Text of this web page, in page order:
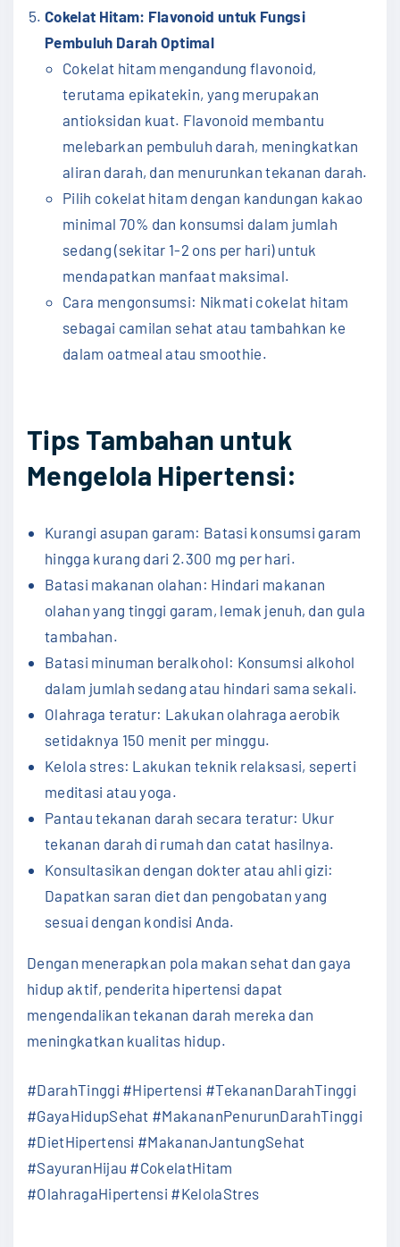
Cokelat Hitam: Flavonoid untuk Fungsi
Pembuluh Darah Optimal
Cokelat hitam mengandung flavonoid,
terutama epikatekin, yang merupakan
antioksidan kuat. Flavonoid membantu
melebarkan pembuluh darah, meningkatkan
aliran darah, dan menurunkan tekanan darah.
Pilih cokelat hitam dengan kandungan kakao
minimal 70% dan konsumsi dalam jumlah
sedang (sekitar 1-2 ons per hari) untuk
mendapatkan manfaat maksimal.
Cara mengonsumsi: Nikmati cokelat hitam
sebagai camilan sehat atau tambahkan ke
dalam oatmeal atau smoothie.
Tips Tambahan untuk
Mengelola Hipertensi:
Kurangi asupan garam: Batasi konsumsi garam
hingga kurang dari 2.300 mg per hari.
Batasi makanan olahan: Hindari makanan
olahan yang tinggi garam, lemak jenuh, dan gula
tambahan.
Batasi minuman beralkohol: Konsumsi alkohol
dalam jumlah sedang atau hindari sama sekali.
Olahraga teratur: Lakukan olahraga aerobik
setidaknya 150 menit per minggu.
Kelola stres: Lakukan teknik relaksasi, seperti
meditasi atau yoga.
Pantau tekanan darah secara teratur: Ukur
tekanan darah di rumah dan catat hasilnya.
Konsultasikan dengan dokter atau ahli gizi:
Dapatkan saran diet dan pengobatan yang
sesuai dengan kondisi Anda.
Dengan menerapkan pola makan sehat dan gaya
hidup aktif, penderita hipertensi dapat
mengendalikan tekanan darah mereka dan
meningkatkan kualitas hidup.
#DarahTinggi #Hipertensi #TekananDarahTinggi
#GayaHidupSehat #MakananPenurunDarahTinggi
#DietHipertensi #MakananJantungSehat
#SayuranHijau #CokelatHitam
#OlahragaHipertensi #KelolaStres